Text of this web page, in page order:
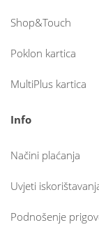
Shop&Touch
Poklon kartica
MultiPlus kartica
Info
Načini plaćanja
Uvjeti
Podnošenje